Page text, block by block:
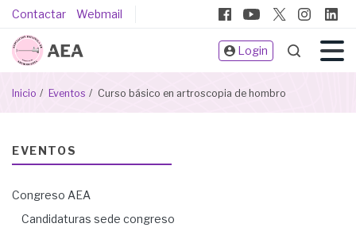
Pasar
contenido
principal
Pie
de
página
Contactar Webmail
Login
Sobrescribir
enlaces
ayuda
a
la
navegación
Inicio Eventos Curso básico en artroscopia de hombro
EVENTOS
Congreso AEA
Candidaturas sede congreso